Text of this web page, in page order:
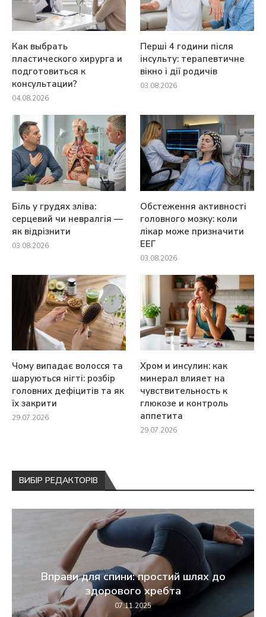
Как выбрать
пластического хирурга и
подготовиться к
консультации?
04.08.2026
Перші 4 години після
інсульту: терапевтичне
вікно і дії родичів
03.08.2026
Біль у грудях зліва:
серцевий чи невралгія —
як відрізнити
03.08.2026
Обстеження активності
головного мозку: коли
лікар може призначити
ЕЕГ
03.08.2026
Чому випадає волосся та
шаруються нігті: розбір
головних дефіцитів та як
їх закрити
29.07.2026
Хром и инсулин: как
минерал влияет на
чувствительность к
глюкозе и контроль
аппетита
29.07.2026
ВИБІР РЕДАКТОРІВ
Вправи для спини: простий шлях до
здорового хребта
07.11.2025